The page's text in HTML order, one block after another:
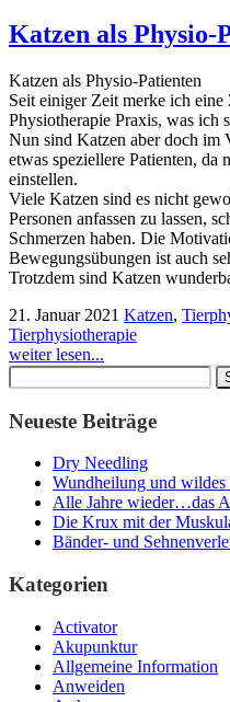
Katzen als Physio-
Katzen als Physio-Patienten
Seit einiger Zeit merke ich
Physiotherapie Praxis, was ich
Nun sind Katzen aber doch im
etwas speziellere Patienten, da
einstellen.
Viele Katzen sind es nicht
Personen anfassen zu lassen,
Schmerzen haben. Die
Bewegungsübungen ist auch
Trotzdem sind Katzen
21. Januar 2021 Katzen,
Tierphysiotherapie
weiter lesen...
Suchen
nach:
Neueste Beiträge
Dry Needling
Wundheilung und wildes
Alle Jahre wieder…das
Die Krux mit der
Bänder- und
Kategorien
Activator
Akupunktur
Allgemeine Information
Anweiden